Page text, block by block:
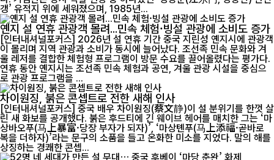
갱’ 유적지 위에 세워졌으며, 1985년...
옌지 설 연휴 관광객 몰려...민속 체험·빙설 관광에 소비도 증가
[인터내셔널포커스] 2026년 설 연휴 기간 중국 지린성 옌지시에 관광객
이 몰리며 지역 관광과 소비가 동시에 늘어났다. 조선족 민속 문화와 겨
울 레저를 결합한 체험형 프로그램이 방문 수요를 끌어올렸다는 평가다.
연휴 동안 옌지시는 조선족 민속 체험과 공연, 겨울 관광 시설을 중심으
로 관광 프로그램을 ...
차이원징, 붉은 콘셉트로 전한 새해 인사
[인터내셔널포커스] 중국 배우 차이원징(蔡文静)이 설 분위기를 한껏 살
린 새 화보를 공개했다. 붉은 후드티에 긴 웨이브 헤어를 매치한 그는 ‘마
상바오푸(马上暴富·당장 부자가 되자)’, ‘마상톈푸(马上添福·곧바로
복을 더하자)’라는 문구의 소품을 들고 온화한 미소를 지었다. 말의 해를
상징하는 경쾌한 콘셉...